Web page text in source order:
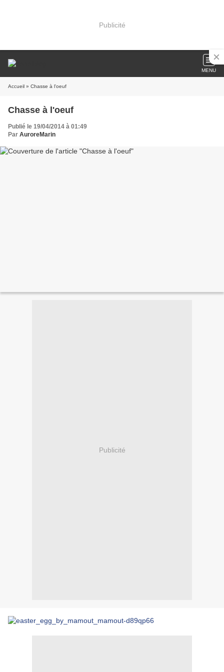
Publicité
MENU
Accueil » Chasse à l'oeuf
Chasse à l'oeuf
Publié le 19/04/2014 à 01:49
Par AuroreMarin
Publicité